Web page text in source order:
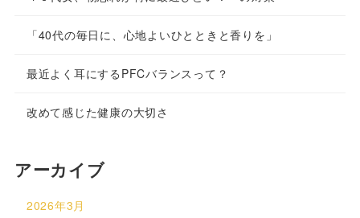
「40代の毎日に、心地よいひとときと香りを」
最近よく耳にするPFCバランスって？
改めて感じた健康の大切さ
アーカイブ
2026年3月